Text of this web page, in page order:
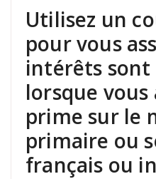
Utilisez un
pour vous
intérêts sont
lorsque
prime sur le
primaire ou
français ou